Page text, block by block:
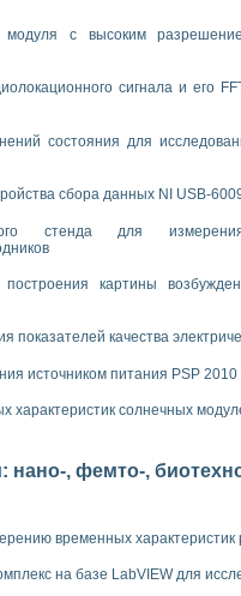
LabVIEW
вольтметра
систем и средств
NATIONAL INSTRUMENTS в
инструментальных
систем МИРЭА
работы в ИКТ насыщенной среде
колледже связи и
модуля с высоким
сигнала и его
состояния для
сбора данных NI USB-
стенда для
картины
показателей качества
источником питания PSP
характеристик солнечных
, фемто-,
временных характеристик
на базе LabVIEW для